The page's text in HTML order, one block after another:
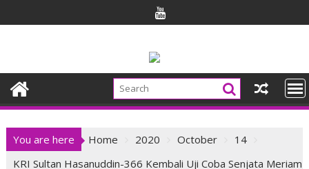
to
You are here Home 2020 October
14
KRI Sultan Hasanuddin-366 Kembali Uji Coba Senjata Meriam